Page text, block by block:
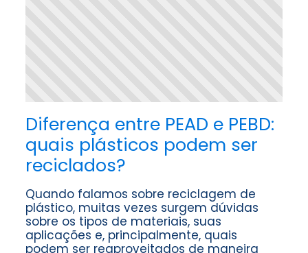
Diferença entre PEAD e PEBD:
quais plásticos podem ser
reciclados?
Quando falamos sobre reciclagem de
plástico, muitas vezes surgem dúvidas
sobre os tipos de materiais, suas
aplicações e, principalmente, quais
podem ser reaproveitados de maneira